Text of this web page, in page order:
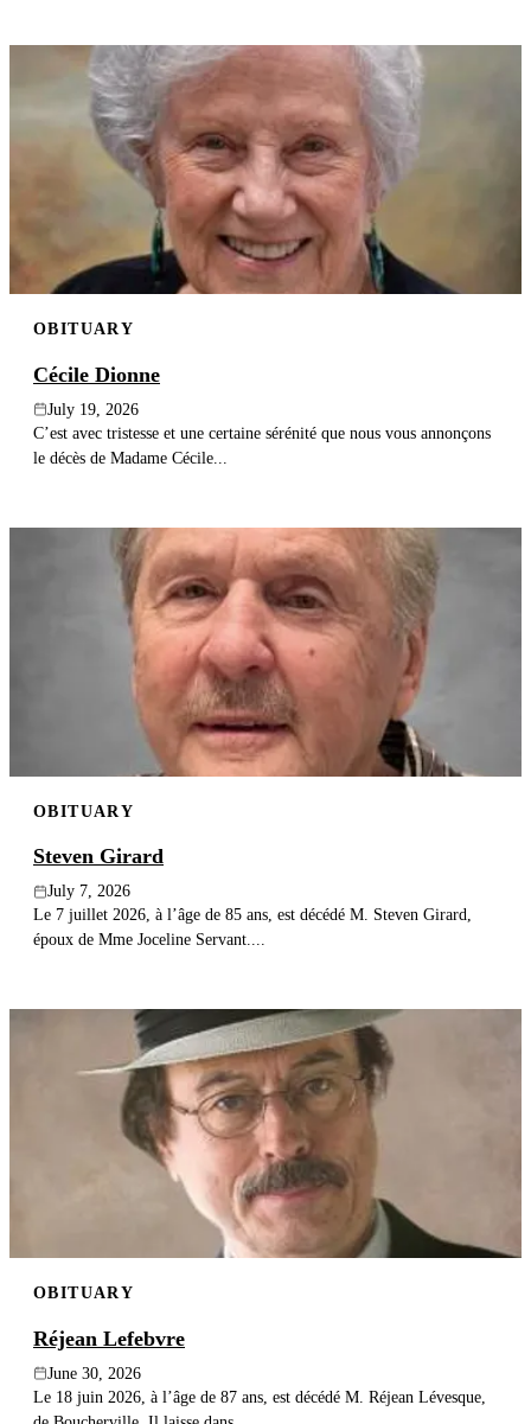
OBITUARY
Cécile Dionne
July 19, 2026
C’est avec tristesse et une certaine sérénité que nous vous annonçons
le décès de Madame Cécile...
OBITUARY
Steven Girard
July 7, 2026
Le 7 juillet 2026, à l’âge de 85 ans, est décédé M. Steven Girard,
époux de Mme Joceline Servant....
OBITUARY
Réjean Lefebvre
June 30, 2026
Le 18 juin 2026, à l’âge de 87 ans, est décédé M. Réjean Lévesque,